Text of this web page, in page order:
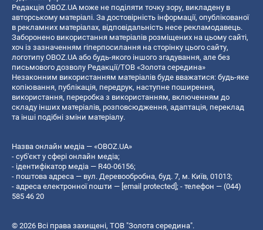
Редакція OBOZ.UA може не поділяти точку зору, викладену в
авторському матеріалі. За достовірність інформації, опублікованої
в рекламних матеріалах, відповідальність несе рекламодавець.
Заборонено використання матеріалів розміщених на цьому сайті,
хоч із зазначенням гіперпосилання на сторінку цього сайту,
логотипу OBOZ.UA або будь-якого іншого згадування, але без
письмового дозволу Редакції/ТОВ «Золота середина»
Незаконним використанням матеріалів буде вважатися: будь-яке
копiювання, публiкацiя, передрук, наступне поширення,
використання, переробка з використанням, включенням до
складу інших матеріалів, розповсюдження, адаптація, переклад
та інші подібні зміни матеріалу.
Назва онлайн медіа — «OBOZ.UA»
- суб'єкт у сфері онлайн медіа;
- ідентифікатор медіа — R40-06156;
- поштова адреса — вул. Деревообробна, буд. 7, м. Київ, 01013;
- адреса електронної пошти — [email protected]; - телефон — (044)
585 46 20
© 2026 Всі права захищені, ТОВ "Золота середина".